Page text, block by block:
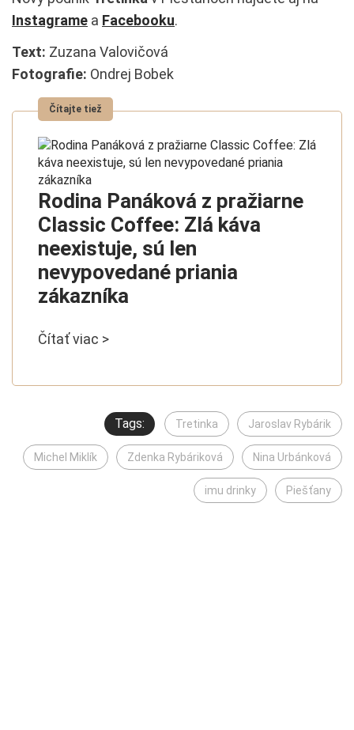
Instagrame a Facebooku.
Text: Zuzana Valovičová
Fotografie: Ondrej Bobek
Rodina Panáková z pražiarne
Classic Coffee: Zlá káva
neexistuje, sú len
nevypovedané priania
zákazníka
Čítať viac >
Tags: Tretinka Jaroslav Rybárik
Michel Miklík Zdenka Rybáriková Nina Urbánková
imu drinky Piešťany